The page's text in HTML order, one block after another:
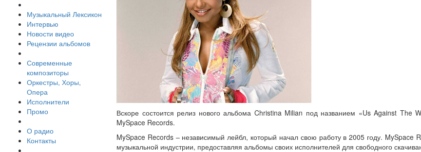
Музыкальный Лексикон
Интервью
Новости видео
Рецензии альбомов
Современные
композиторы
Оркестры, Хоры,
Опера
Исполнители
Промо
О радио
Контакты
Вскоре состоится релиз нового альбома Christina Milian под названием «Us Against The
MySpace Records.
MySpace Records – независимый лейбл, который начал свою работу в 2005 году. MySpace
музыкальной индустрии, предоставляя альбомы своих исполнителей для свободного